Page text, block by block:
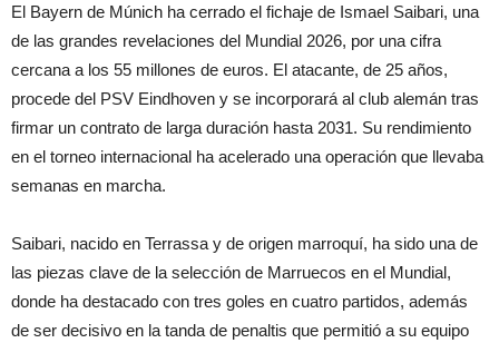
El Bayern de Múnich ha cerrado el fichaje de Ismael Saibari, una
de las grandes revelaciones del Mundial 2026, por una cifra
cercana a los 55 millones de euros. El atacante, de 25 años,
procede del PSV Eindhoven y se incorporará al club alemán tras
firmar un contrato de larga duración hasta 2031. Su rendimiento
en el torneo internacional ha acelerado una operación que llevaba
semanas en marcha.
Saibari, nacido en Terrassa y de origen marroquí, ha sido una de
las piezas clave de la selección de Marruecos en el Mundial,
donde ha destacado con tres goles en cuatro partidos, además
de ser decisivo en la tanda de penaltis que permitió a su equipo